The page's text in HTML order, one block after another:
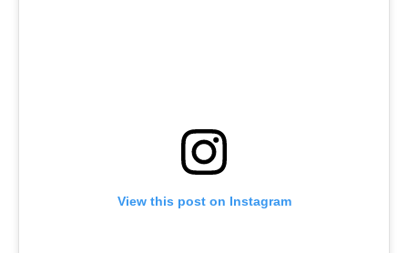
View this post on Instagram